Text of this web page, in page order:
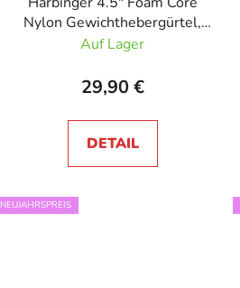
Nylon Gewichthebergürtel,
Unisex Grey Camo
Auf Lager
29,90 €
DETAIL
NEUJAHRSPREIS